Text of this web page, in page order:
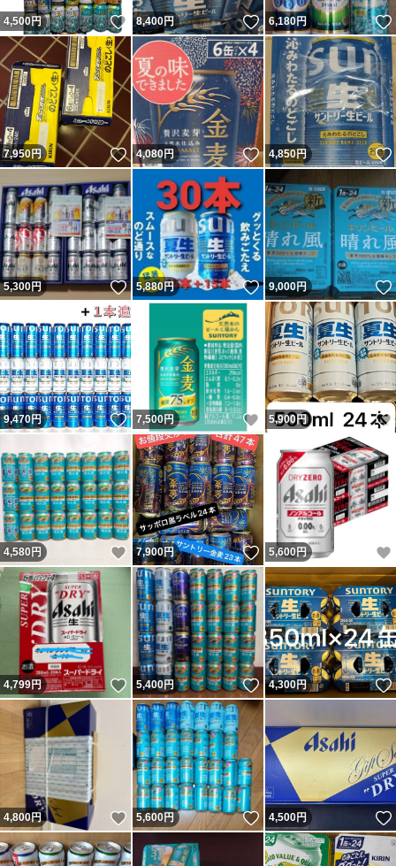
4,500円 いいね！
8,400円 いいね！
6,180円
7,950円 いいね！
4,080円 いいね！
4,850円
5,300円 いいね！
5,880円 いいね！
9,000円
9,470円 いいね！
7,500円 いいね！
5,900円
4,580円 いいね！
7,900円 いいね！
5,600円
4,799円 いいね！
5,400円 いいね！
4,300円
4,800円 いいね！
5,600円 いいね！
4,500円